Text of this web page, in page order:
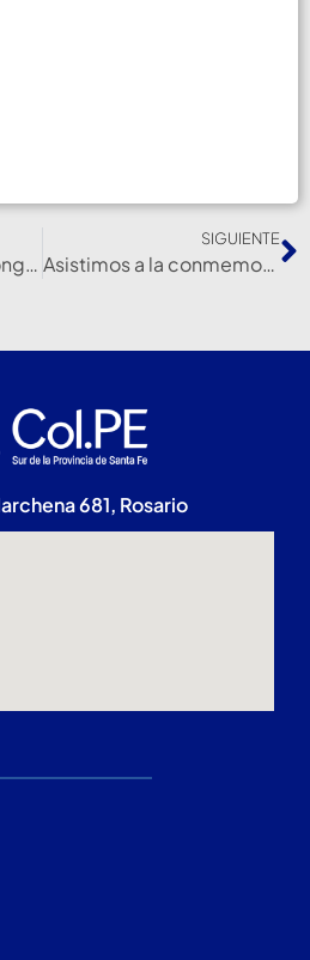
Adjuditcatarios 35 Congreso Argentino e Internacional de Terapia Intensiva
SIGUIENTE
Asistimos a la conmemoración del 173° aniversario de Rosario
681, Rosario